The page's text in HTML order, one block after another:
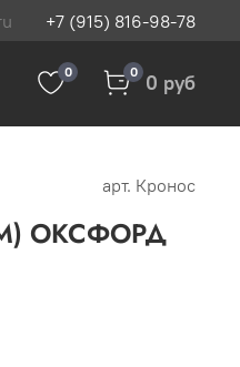
+7 (915) 816-98-78
0 0 0 руб
арт. Кронос
ОКСФОРД